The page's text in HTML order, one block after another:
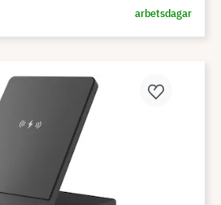
arbetsdagar